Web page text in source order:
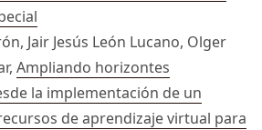
Jair Jesús León Lucano, Olger
Ampliando horizontes
la implementación de un
de aprendizaje virtual para